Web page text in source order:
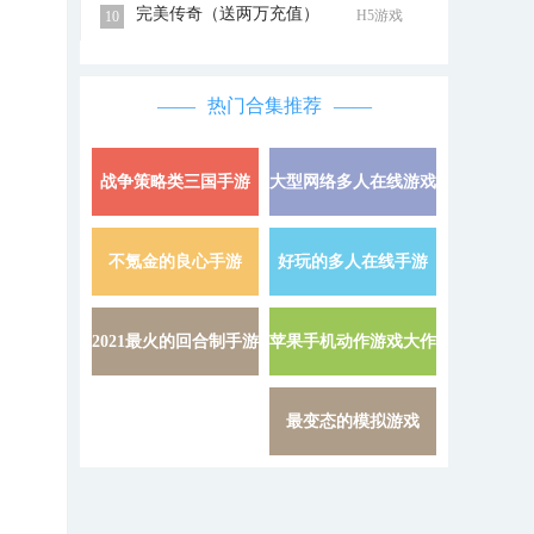
10 完美传奇（送两万充值） H5游戏
热门合集推荐
战争策略类三国手游 详情 »
大型网络多人在线游戏
不氪金的良心手游 详情 »
好玩的多人在线手游
2021最火的回合制手游 详情 »
苹果手机动作游戏大作
最变态的模拟游戏